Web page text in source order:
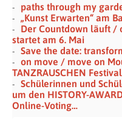
paths through my
„Kunst Erwarten“ am
Der Countdown läuft /
startet am 6. Mai
Save the date:
on move / move on
TANZRAUSCHEN Festival
Schülerinnen und
um den HISTORY-
Online-Voting…